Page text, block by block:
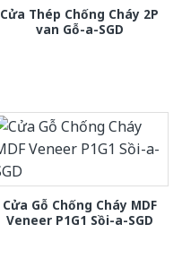
Cửa Thép Chống Cháy 2P
van Gỗ-a-SGD
Cửa Gỗ Chống Cháy MDF
Veneer P1G1 Sồi-a-SGD